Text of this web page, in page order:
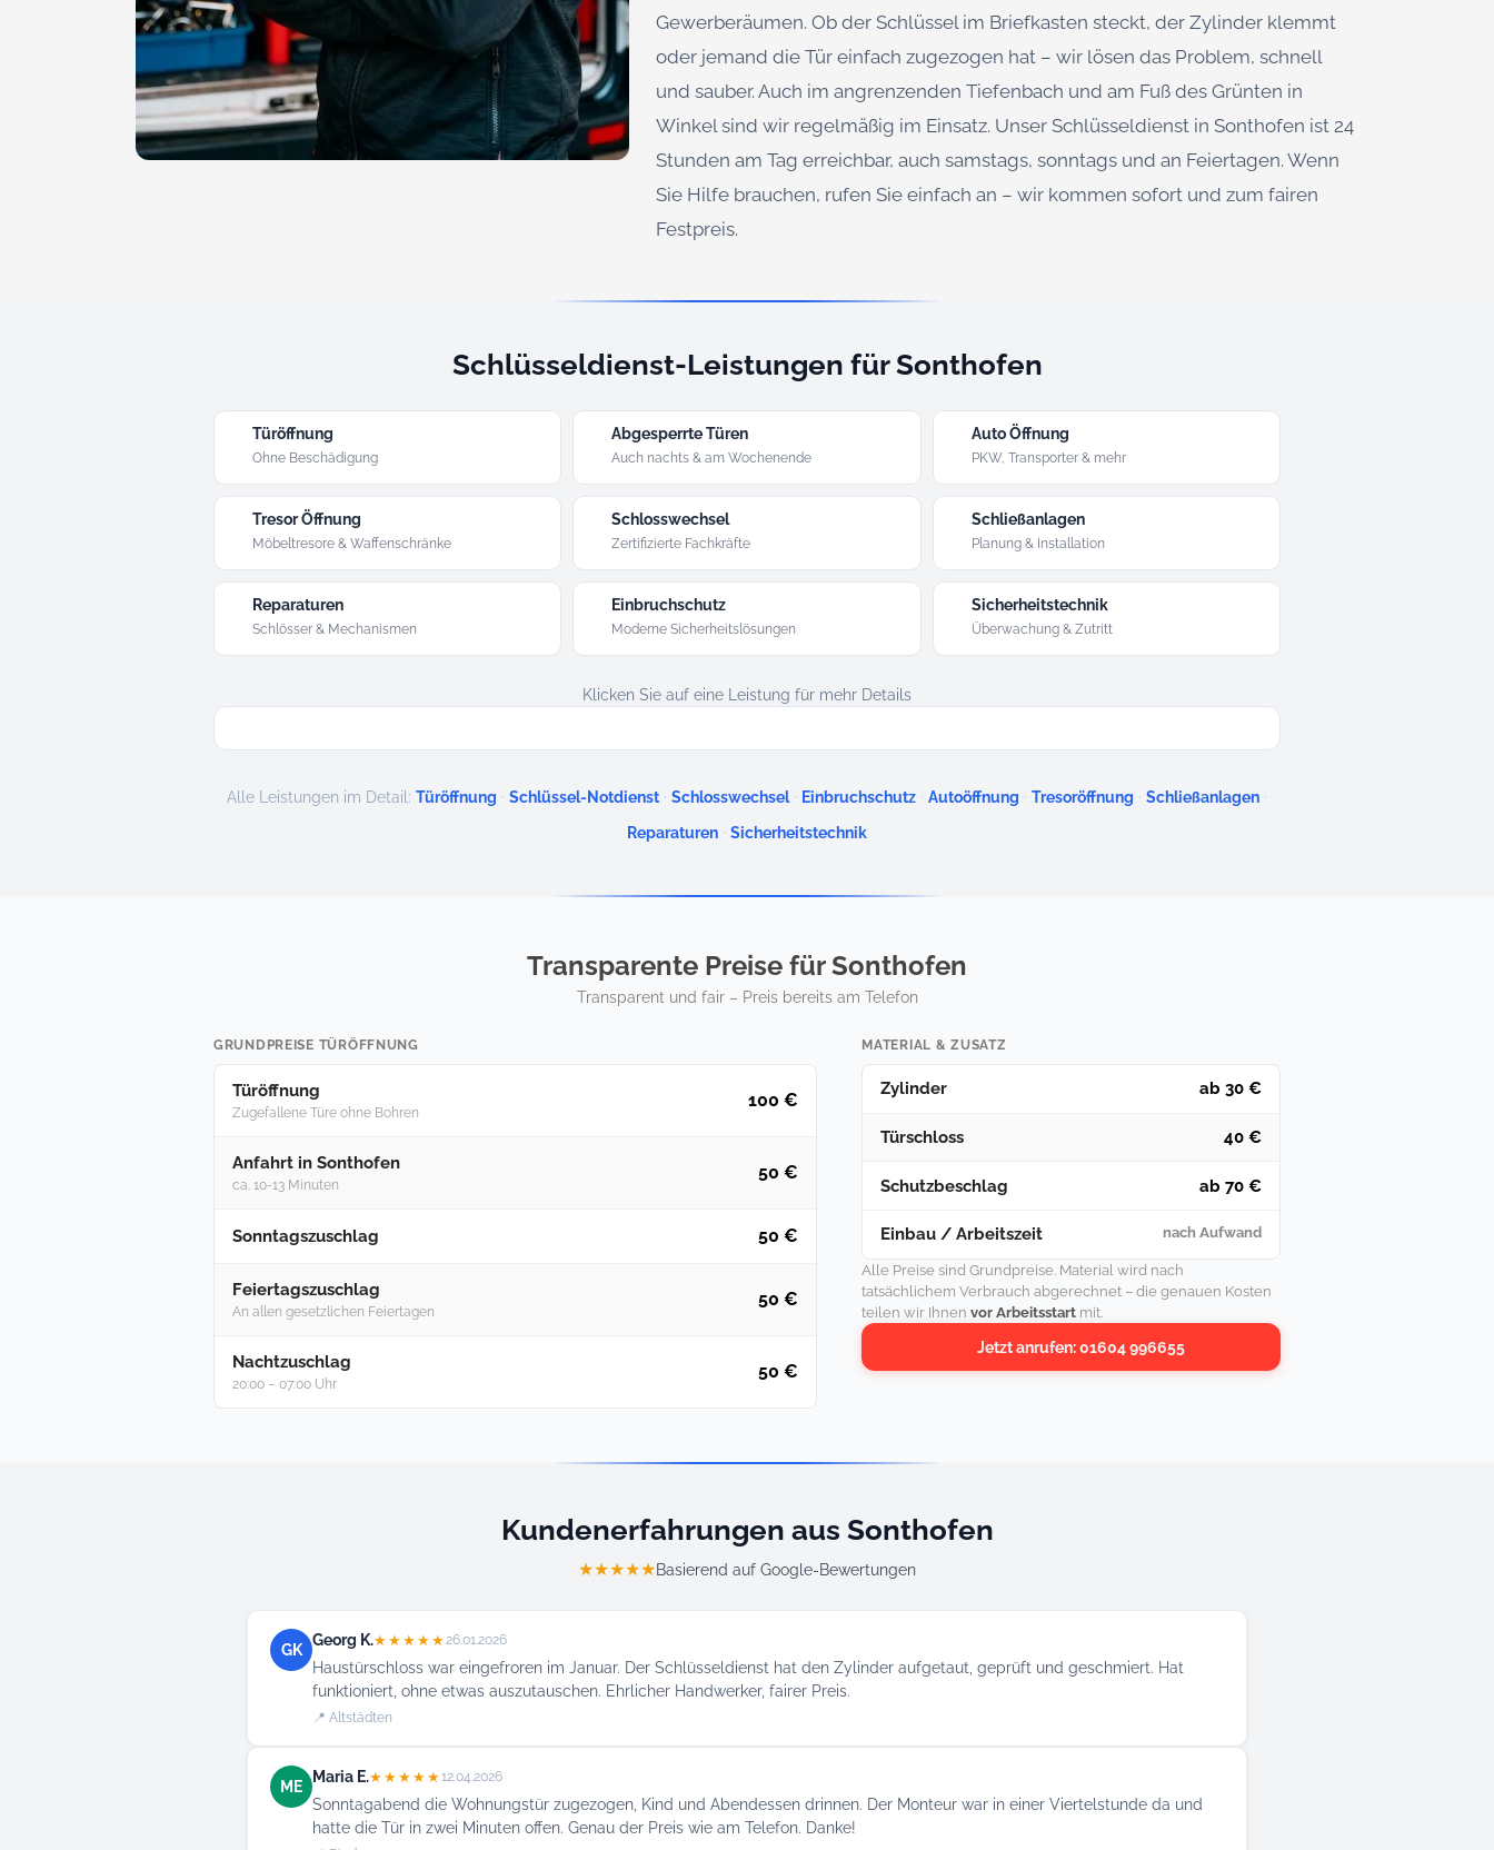
Gewerberäumen. Ob der Schlüssel im Briefkasten steckt, der Zylinder klemmt
oder jemand die Tür einfach zugezogen hat – wir lösen das Problem, schnell
und sauber. Auch im angrenzenden Tiefenbach und am Fuß des Grünten in
Winkel sind wir regelmäßig im Einsatz. Unser Schlüsseldienst in Sonthofen ist 24
Stunden am Tag erreichbar, auch samstags, sonntags und an Feiertagen. Wenn
Sie Hilfe brauchen, rufen Sie einfach an – wir kommen sofort und zum fairen
Festpreis.
Schlüsseldienst-Leistungen für Sonthofen
Türöffnung
Ohne Beschädigung
Abgesperrte Türen
Auch nachts & am Wochenende
Auto Öffnung
PKW, Transporter & mehr
Tresor Öffnung
Möbeltresore & Waffenschränke
Schlosswechsel
Zertifizierte Fachkräfte
Schließanlagen
Planung & Installation
Reparaturen
Schlösser & Mechanismen
Einbruchschutz
Moderne Sicherheitslösungen
Sicherheitstechnik
Überwachung & Zutritt
Klicken Sie auf eine Leistung für mehr Details
Alle Leistungen im Detail: Türöffnung · Schlüssel-Notdienst · Schlosswechsel · Einbruchschutz · Autoöffnung · Tresoröffnung · Schließanlagen ·
Reparaturen · Sicherheitstechnik
Transparente Preise für Sonthofen
Transparent und fair – Preis bereits am Telefon
GRUNDPREISE TÜRÖFFNUNG
Türöffnung
Zugefallene Türe ohne Bohren
100 €
Anfahrt in Sonthofen
ca. 10-13 Minuten
50 €
Sonntagszuschlag 50 €
Feiertagszuschlag
An allen gesetzlichen Feiertagen
50 €
Nachtzuschlag
20:00 – 07:00 Uhr
50 €
MATERIAL & ZUSATZ
Zylinder ab 30 €
Türschloss 40 €
Schutzbeschlag ab 70 €
Einbau / Arbeitszeit nach Aufwand
Alle Preise sind Grundpreise. Material wird nach
tatsächlichem Verbrauch abgerechnet – die genauen Kosten
teilen wir Ihnenvor Arbeitsstart mit.
Jetzt anrufen: 01604 996655
Kundenerfahrungen aus Sonthofen
★★★★★Basierend auf Google-Bewertungen
GK
Georg K.★★★★★26.01.2026
Haustürschloss war eingefroren im Januar. Der Schlüsseldienst hat den Zylinder aufgetaut, geprüft und geschmiert. Hat
funktioniert, ohne etwas auszutauschen. Ehrlicher Handwerker, fairer Preis.
📍 Altstädten
ME
Maria E.★★★★★12.04.2026
Sonntagabend die Wohnungstür zugezogen, Kind und Abendessen drinnen. Der Monteur war in einer Viertelstunde da und
hatte die Tür in zwei Minuten offen. Genau der Preis wie am Telefon. Danke!